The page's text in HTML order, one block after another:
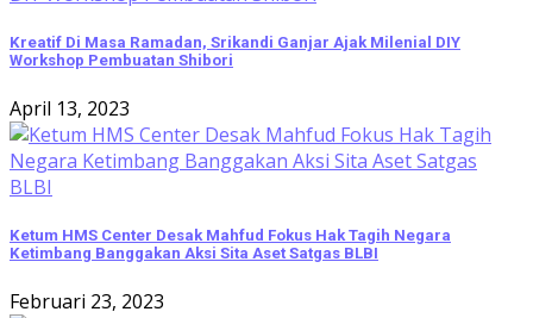
Kreatif Di Masa Ramadan, Srikandi Ganjar Ajak Milenial DIY
Workshop Pembuatan Shibori
April 13, 2023
Ketum HMS Center Desak Mahfud Fokus Hak Tagih Negara
Ketimbang Banggakan Aksi Sita Aset Satgas BLBI
Februari 23, 2023